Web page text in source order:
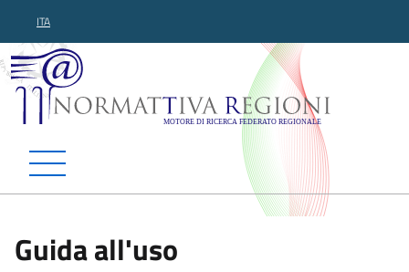
ITA
Normattiva Regioni -
Guida all'uso